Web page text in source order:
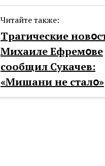
Читайте также:
Тpaгические
Mиxaиле Ефремօве
сообщил Cyкачев:
«Mишани не сталօ»